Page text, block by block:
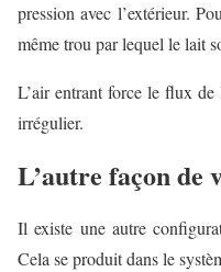
pression avec l’extérieur.
même trou par lequel le lait
L’air entrant force le flux de
irrégulier.
L’autre façon de
Il existe une autre
Cela se produit dans le